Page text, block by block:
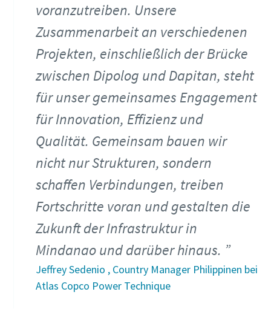
voranzutreiben. Unsere
Zusammenarbeit an verschiedenen
Projekten, einschließlich der Brücke
zwischen Dipolog und Dapitan, steht
für unser gemeinsames Engagement
für Innovation, Effizienz und
Qualität. Gemeinsam bauen wir
nicht nur Strukturen, sondern
schaffen Verbindungen, treiben
Fortschritte voran und gestalten die
Zukunft der Infrastruktur in
Mindanao und darüber hinaus.
Jeffrey Sedenio , Country Manager Philippinen bei
Atlas Copco Power Technique